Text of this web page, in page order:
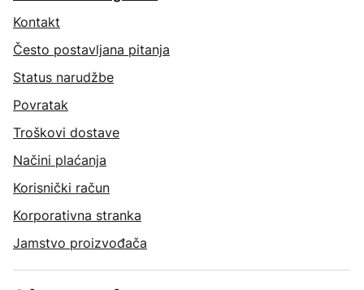
Kontakt
Često postavljana pitanja
Status narudžbe
Povratak
Troškovi dostave
Načini plaćanja
Korisnički račun
Korporativna stranka
Jamstvo proizvođača